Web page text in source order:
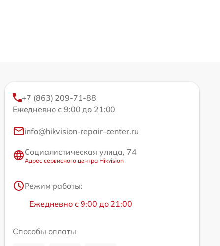
+7 (863) 209-71-88
Ежедневно с 9:00 до 21:00
info@hikvision-repair-center.ru
Социалистическая улица, 74
Адрес сервисного центра Hikvision
Режим работы:
Ежедневно с 9:00 до 21:00
Способы оплаты